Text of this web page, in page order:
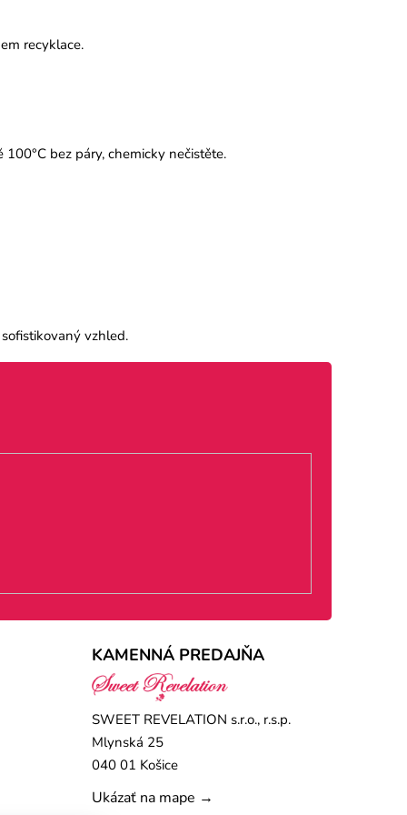
recyklace.
bez páry, chemicky nečistěte.
vzhled.
KAMENNÁ PREDAJŇA
SWEET REVELATION s.r.o., r.s.p.
Mlynská 25
040 01 Košice
Ukázať na mape →